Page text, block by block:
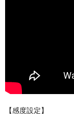
【感度設定】